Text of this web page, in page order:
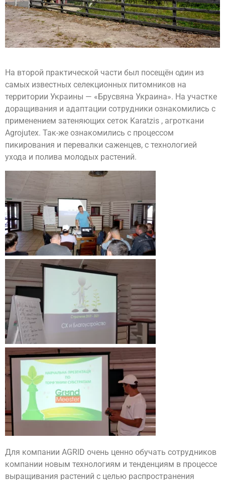
На второй практической части был посещён один из
самых известных селекционных питомников на
территории Украины — «Брусвяна Украина». На участке
доращивания и адаптации сотрудники ознакомились с
применением затеняющих сеток Karatzis , агроткани
Agrojutex. Так-же ознакомились с процессом
пикирования и перевалки саженцев, с технологией
ухода и полива молодых растений.
Для компании AGRID очень ценно обучать сотрудников
компании новым технологиям и тенденциям в процессе
выращивания растений с целью распространения